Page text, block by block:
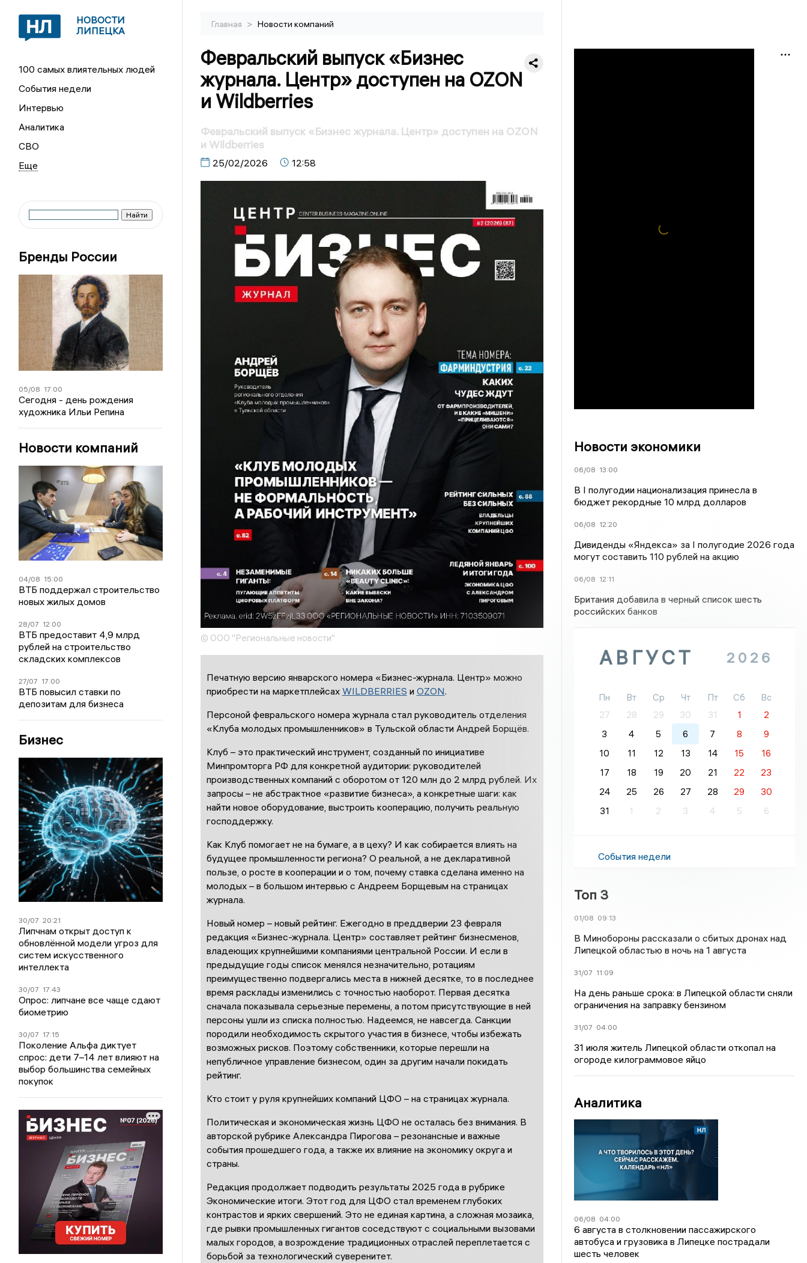
НОВОСТИ
ЛИПЕЦКА
100 самых влиятельных людей
События недели
Интервью
Аналитика
СВО
Бренды России
05/08 17:00
Сегодня - день рождения
художника Ильи Репина
Новости компаний
04/08 15:00
ВТБ поддержал строительство
новых жилых домов
28/07 12:00
ВТБ предоставит 4,9 млрд
рублей на строительство
складских комплексов
27/07 17:00
ВТБ повысил ставки по
депозитам для бизнеса
Бизнес
30/07 20:21
Липчнам открыт доступ к
обновлённой модели угроз для
систем искусственного
интеллекта
30/07 17:43
Опрос: липчане все чаще сдают
биометрию
30/07 17:15
Поколение Альфа диктует
спрос: дети 7–14 лет влияют на
выбор большинства семейных
покупок
Главная > Новости компаний
Февральский выпуск «Бизнес
журнала. Центр» доступен на OZON
и Wildberries
Февральский выпуск «Бизнес журнала. Центр» доступен на OZON
и Wildberries
25/02/2026 12:58
© ООО "Региональные новости"
Печатную версию январского номера «Бизнес-журнала. Центр» можно
приобрести на маркетплейсах WILDBERRIES и OZON.
Персоной февральского номера журнала стал руководитель отделения
«Клуба молодых промышленников» в Тульской области Андрей Борщёв.
Клуб – это практический инструмент, созданный по инициативе
Минпромторга РФ для конкретной аудитории: руководителей
производственных компаний с оборотом от 120 млн до 2 млрд рублей. Их
запросы – не абстрактное «развитие бизнеса», а конкретные шаги: как
найти новое оборудование, выстроить кооперацию, получить реальную
господдержку.
Как Клуб помогает не на бумаге, а в цеху? И как собирается влиять на
будущее промышленности региона? О реальной, а не декларативной
пользе, о росте в кооперации и о том, почему ставка сделана именно на
молодых – в большом интервью с Андреем Борщевым на страницах
журнала.
Новый номер – новый рейтинг. Ежегодно в преддверии 23 февраля
редакция «Бизнес-журнала. Центр» составляет рейтинг бизнесменов,
владеющих крупнейшими компаниями центральной России. И если в
предыдущие годы список менялся незначительно, ротациям
преимущественно подвергались места в нижней десятке, то в последнее
время расклады изменились с точностью наоборот. Первая десятка
сначала показывала серьезные перемены, а потом присутствующие в ней
персоны ушли из списка полностью. Надеемся, не навсегда. Санкции
породили необходимость скрытого участия в бизнесе, чтобы избежать
возможных рисков. Поэтому собственники, которые перешли на
непубличное управление бизнесом, один за другим начали покидать
рейтинг.
Кто стоит у руля крупнейших компаний ЦФО – на страницах журнала.
Политическая и экономическая жизнь ЦФО не осталась без внимания. В
авторской рубрике Александра Пирогова – резонансные и важные
события прошедшего года, а также их влияние на экономику округа и
страны.
Редакция продолжает подводить результаты 2025 года в рубрике
Экономические итоги. Этот год для ЦФО стал временем глубоких
контрастов и ярких свершений. Это не единая картина, а сложная мозаика,
где рывки промышленных гигантов соседствуют с социальными вызовами
малых городов, а возрождение традиционных отраслей переплетается с
борьбой за технологический суверенитет.
Новости экономики
06/08 13:00
В I полугодии национализация принесла в
бюджет рекордные 10 млрд долларов
06/08 12:20
Дивиденды «Яндекса» за I полугодие 2026 года
могут составить 110 рублей на акцию
06/08 12:11
Британия добавила в черный список шесть
российских банков
АВГУСТ 2026
Пн Вт Ср Чт Пт Сб
Вс
27
28 29 30 31 1
2
3
4 5 6 7 8
9
10
11 12 13 14 15
16
17
18 19 20 21 22
23
24
25 26 27 28 29
30
31
1 2 3 4 5 6
События недели
Топ 3
01/08 09:13
В Минобороны рассказали о сбитых дронах над
Липецкой областью в ночь на 1 августа
31/07 11:09
На день раньше срока: в Липецкой области сняли
ограничения на заправку бензином
31/07 04:00
31 июля житель Липецкой области откопал на
огороде килограммовое яйцо
Аналитика
06/08 04:00
6 августа в столкновении пассажирского
автобуса и грузовика в Липецке пострадали
шесть человек